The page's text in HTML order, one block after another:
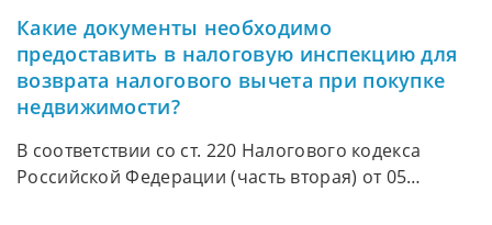
достижении предельного возраста пребывания на
военной службе, состоянию здоровья или в связи
с организационно-штатными мероприятиями,
имеющие общую продолжительность военной
службы 20 лет и более, имеют право на налоговую
льготу при уплате налога на имущество
физических лиц. В соответствии с п. п. 1, 2 ст. 2
Какие документы необходимо
предоставить в налоговую инспекцию для
возврата налогового вычета при покупке
недвижимости?
В соответствии со ст. 220 Налогового кодекса
Российской Федерации (часть вторая) от 05